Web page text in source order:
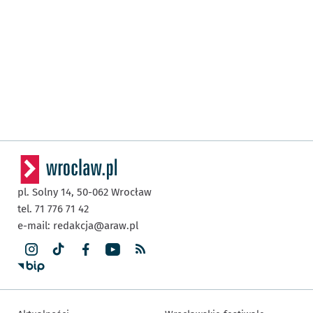
pl. Solny 14, 50-062 Wrocław
tel. 71 776 71 42
e-mail: redakcja@araw.pl